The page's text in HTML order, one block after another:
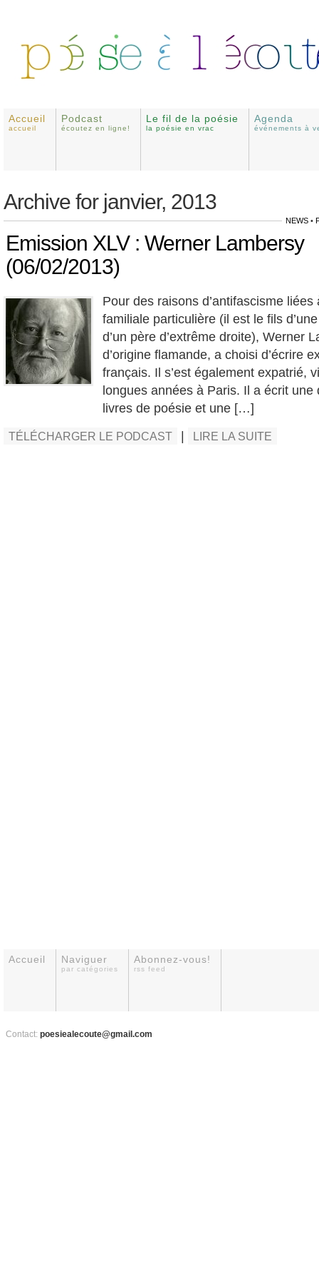
Accueil
accueil
Podcast
écoutez en ligne!
Le fil de la poésie
la poésie en vrac
Agenda
événements à
Archive for janvier, 2013
NEWS •
Emission XLV : Werner Lambersy
(06/02/2013)
Pour des raisons d’antifascisme liées
familiale particulière (il est le fils
d’un père d’extrême droite), Werner
d’origine flamande, a choisi d’écrire
français. Il s’est également expatrié,
longues années à Paris. Il a écrit une
livres de poésie et une […]
TÉLÉCHARGER LE PODCAST LIRE LA SUITE
Accueil Naviguer
par catégories
Abonnez-vous!
rss feed
Contact: poesiealecoute@gmail.com